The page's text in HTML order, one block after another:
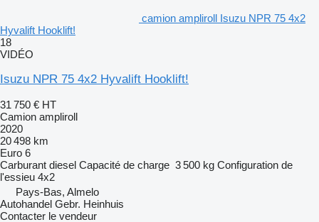
camion ampliroll Isuzu NPR 75 4x2
Hyvalift Hooklift!
18
VIDÉO
Isuzu NPR 75 4x2 Hyvalift Hooklift!
31 750 € HT
Camion ampliroll
2020
20 498 km
Euro 6
Carburant diesel Capacité de charge 3 500 kg Configuration de
l'essieu 4x2
Pays-Bas, Almelo
Autohandel Gebr. Heinhuis
Contacter le vendeur